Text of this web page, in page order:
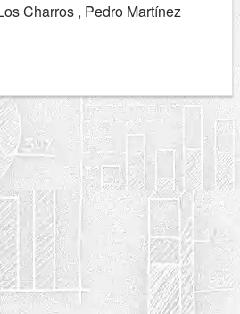
Charros , Pedro Martínez